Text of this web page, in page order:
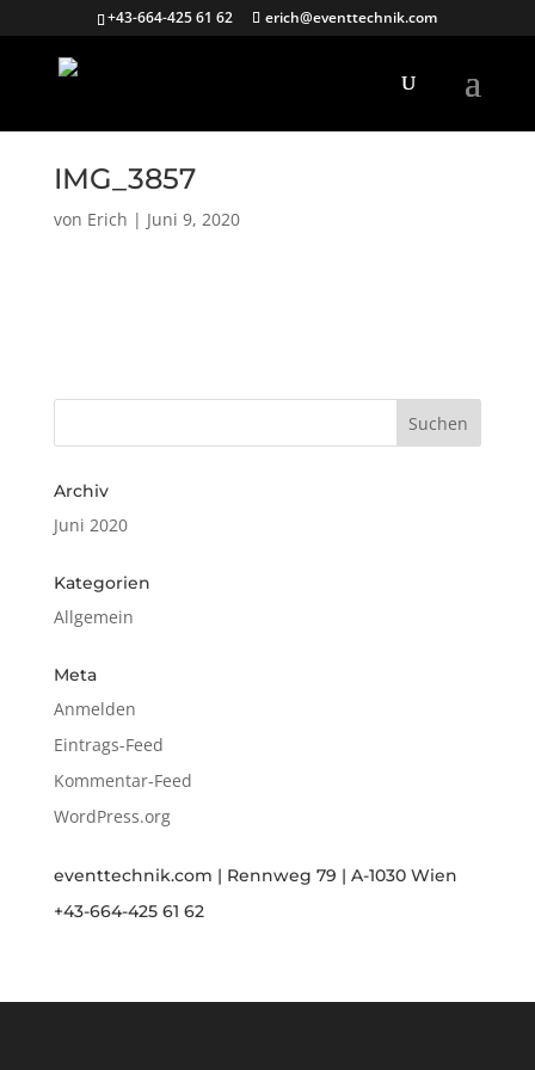
+43-664-425 61 62 erich@eventtechnik.com
IMG_3857
von Erich | Juni 9, 2020
Archiv
Juni 2020
Kategorien
Allgemein
Meta
Anmelden
Eintrags-Feed
Kommentar-Feed
WordPress.org
eventtechnik.com | Rennweg 79 | A-1030 Wien
+43-664-425 61 62